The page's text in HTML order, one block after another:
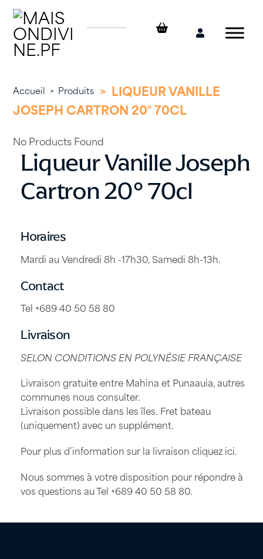
Skip
content
Mon
Accueil > Produits > LIQUEUR VANILLE
JOSEPH CARTRON 20° 70CL
Liqueur Vanille Joseph
Cartron 20° 70cl
Horaires
Mardi au Vendredi 8h -17h30, Samedi 8h-13h.
Contact
Tel +689 40 50 58 80
Livraison
SELON CONDITIONS EN POLYNÉSIE FRANÇAISE
Livraison gratuite entre Mahina et Punaauia, autres
communes nous consulter.
Livraison possible dans les îles. Fret bateau
(uniquement) avec un supplément.
Pour plus d’information sur la livraisoncliquez ici.
Nous sommes à votre disposition pour répondre à
vos questions au Tel +689 40 50 58 80.
No Products Found